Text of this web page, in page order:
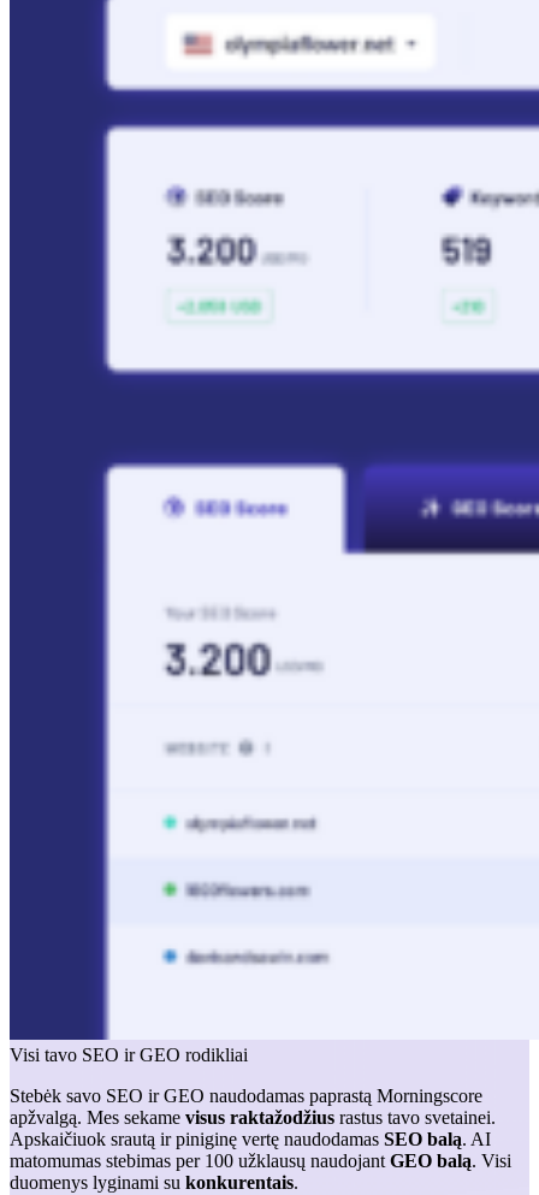
Visi tavo SEO ir GEO rodikliai
Stebėk savo SEO ir GEO naudodamas paprastą Morningscore
apžvalgą. Mes sekame visus raktažodžius rastus tavo svetainei.
Apskaičiuok srautą ir piniginę vertę naudodamas SEO balą. AI
matomumas stebimas per 100 užklausų naudojantGEO balą. Visi
duomenys lyginami su konkurentais.